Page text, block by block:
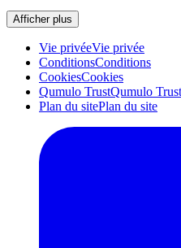
Afficher plus
Vie privéeVie privée
ConditionsConditions
CookiesCookies
Qumulo TrustQumulo Trust
Plan du sitePlan du site